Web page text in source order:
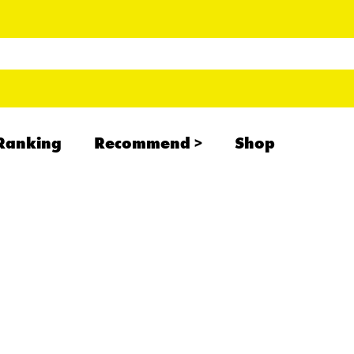
Recommend Shop